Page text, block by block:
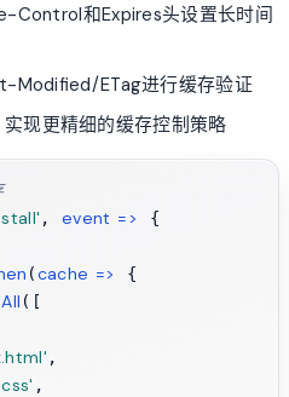
Control和Expires头设置长时间
Modified/ETag进行缓存验证
实现更精细的缓存控制策略
, event =>
{
(cache => {
([
,
,